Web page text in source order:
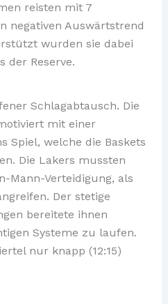
reisten mit 7
negativen Auswärtstrend
wurden sie dabei
der Reserve.
Schlagabtausch. Die
mit einer
Spiel, welche die Baskets
Die Lakers mussten
Mann-Verteidigung, als
Der stetige
bereitete ihnen
Systeme zu laufen.
nur knapp (12:15)